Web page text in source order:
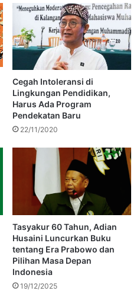
Cegah Intoleransi di
Lingkungan Pendidikan,
Harus Ada Program
Pendekatan Baru
22/11/2020
Tasyakur 60 Tahun, Adian
Husaini Luncurkan Buku
tentang Era Prabowo dan
Pilihan Masa Depan
Indonesia
19/12/2025